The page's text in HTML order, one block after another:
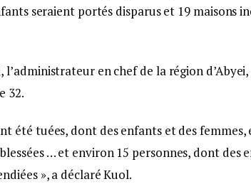
seraient portés disparus et 19 maisons
en chef de la région d’Abyei,
32.
été tuées, dont des enfants et des
… et environ 15 personnes, dont des
», a déclaré Kuol.